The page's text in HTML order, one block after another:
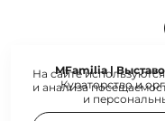
MFamilia |
Кураторство и
и
На сайте
и анализа